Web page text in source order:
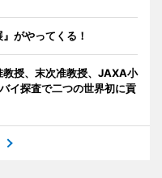
がやってくる！
教授、末次准教授、JAXA小
イ探査で二つの世界初に貢